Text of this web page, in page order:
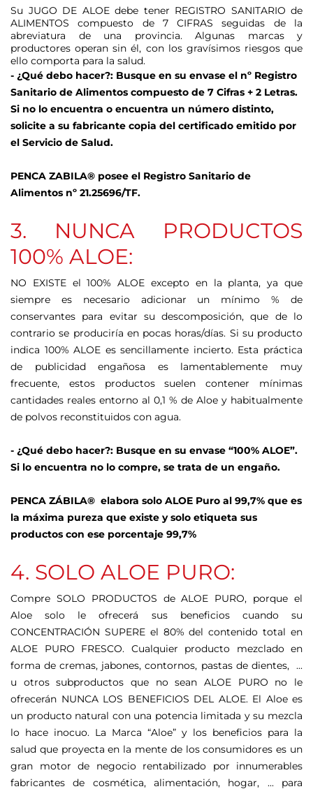
Su JUGO DE ALOE debe tener REGISTRO SANITARIO de
ALIMENTOS compuesto de 7 CIFRAS seguidas de la
abreviatura de una provincia. Algunas marcas y
productores operan sin él, con los gravísimos riesgos que
ello comporta para la salud.
- ¿Qué debo hacer?: Busque en su envase el nº Registro
Sanitario de Alimentos compuesto de 7 Cifras + 2 Letras.
Si no lo encuentra o encuentra un número distinto,
solicite a su fabricante copia del certificado emitido por
el Servicio de Salud.
PENCA ZABILA® posee el Registro Sanitario de
Alimentos nº 21.25696/TF.
3. NUNCA PRODUCTOS
100% ALOE:
NO EXISTE el 100% ALOE excepto en la planta, ya que
siempre es necesario adicionar un mínimo % de
conservantes para evitar su descomposición, que de lo
contrario se produciría en pocas horas/días. Si su producto
indica 100% ALOE es sencillamente incierto. Esta práctica
de publicidad engañosa es lamentablemente muy
frecuente, estos productos suelen contener mínimas
cantidades reales entorno al 0,1 % de Aloe y habitualmente
de polvos reconstituidos con agua.
- ¿Qué debo hacer?: Busque en su envase “100% ALOE”.
Si lo encuentra no lo compre, se trata de un engaño.
PENCA ZÁBILA® elabora solo ALOE Puro al 99,7% que es
la máxima pureza que existe y solo etiqueta sus
productos con ese porcentaje 99,7%
4. SOLO ALOE PURO:
Compre SOLO PRODUCTOS de ALOE PURO, porque el
Aloe solo le ofrecerá sus beneficios cuando su
CONCENTRACIÓN SUPERE el 80% del contenido total en
ALOE PURO FRESCO. Cualquier producto mezclado en
forma de cremas, jabones, contornos, pastas de dientes, ...
u otros subproductos que no sean ALOE PURO no le
ofrecerán NUNCA LOS BENEFICIOS DEL ALOE. El Aloe es
un producto natural con una potencia limitada y su mezcla
lo hace inocuo. La Marca “Aloe” y los beneficios para la
salud que proyecta en la mente de los consumidores es un
gran motor de negocio rentabilizado por innumerables
fabricantes de cosmética, alimentación, hogar, ... para